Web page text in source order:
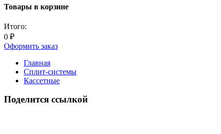
Товары в корзине
Итого:
0 ₽
Оформить заказ
Главная
Сплит-системы
Кассетные
Поделится ссылкой